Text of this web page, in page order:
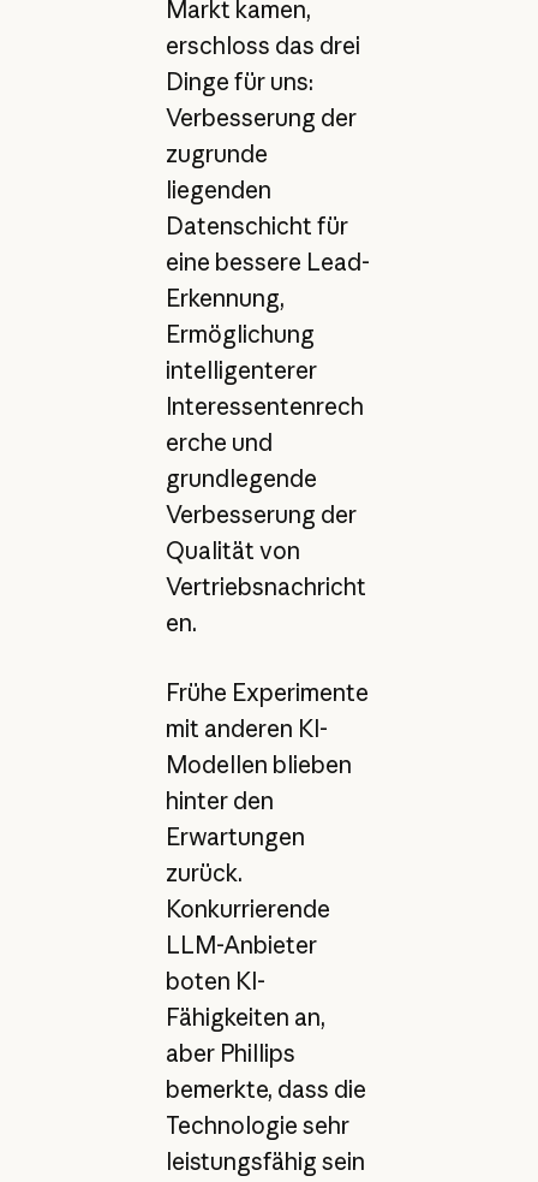
Markt kamen,
erschloss das drei
Dinge für uns:
Verbesserung der
zugrunde
liegenden
Datenschicht für
eine bessere Lead-
Erkennung,
Ermöglichung
intelligenterer
Interessentenrech
erche und
grundlegende
Verbesserung der
Qualität von
Vertriebsnachricht
en.
Frühe Experimente
mit anderen KI-
Modellen blieben
hinter den
Erwartungen
zurück.
Konkurrierende
LLM-Anbieter
boten KI-
Fähigkeiten an,
aber Phillips
bemerkte, dass die
Technologie sehr
leistungsfähig sein